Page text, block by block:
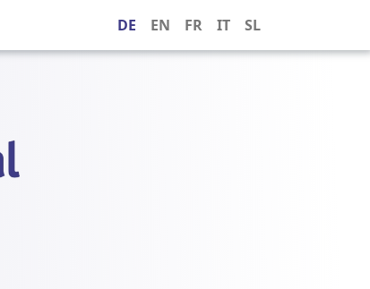
DE EN FR IT SL